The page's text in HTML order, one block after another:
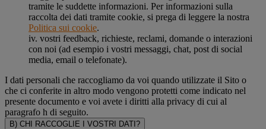
tramite le suddette informazioni. Per informazioni sulla
raccolta dei dati tramite cookie, si prega di leggere la nostra
Politica sui cookie.
iv. vostri feedback, richieste, reclami, domande o interazioni
con noi (ad esempio i vostri messaggi, chat, post di social
media, email o telefonate).
I dati personali che raccogliamo da voi quando utilizzate il Sito o
che ci conferite in altro modo vengono protetti come indicato nel
presente documento e voi avete i diritti alla privacy di cui al
paragrafo h di seguito.
B) CHI RACCOGLIE I VOSTRI DATI?